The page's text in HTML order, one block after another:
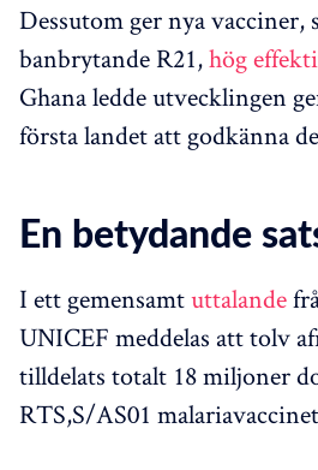
Dessutom ger nya vacciner,
banbrytande R21,hög
Ghana ledde utvecklingen
första landet att godkänna
En betydande
I ett gemensamtuttalande
UNICEF meddelas att tolv
tilldelats totalt 18 miljoner
RTS,S/AS01